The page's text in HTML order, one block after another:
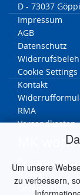
Um unsere
zu verbessern,
D - 73037
Impressum
AGB
Datenschutz
Cookie Settings
Kontakt
RMA
Versandkosten
MK
Deutschland
Italien
Österreich